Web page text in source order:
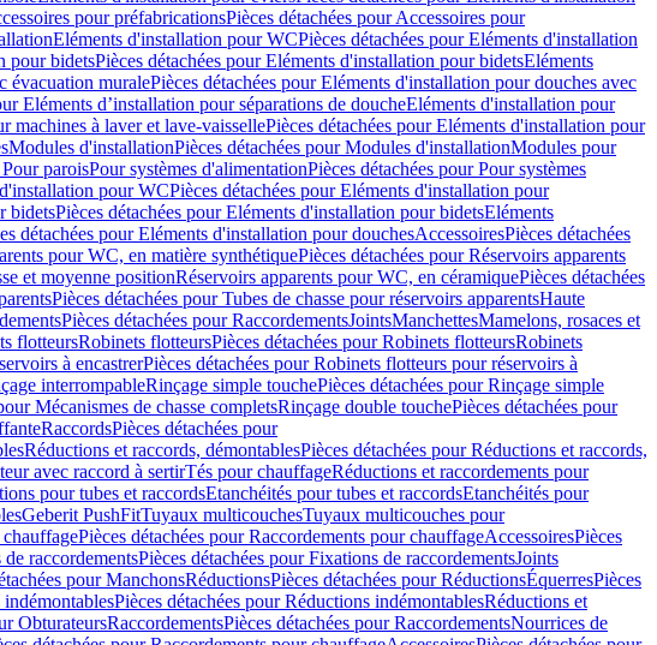
pour préfabricationsPièces détachées pour Accessoires pour
Eléments d'installation pour WCPièces détachées pour Eléments d'installation
pour bidetsPièces détachées pour Eléments d'installation pour bidetsEléments
évacuation muralePièces détachées pour Eléments d'installation pour douches avec
Eléments d’installation pour séparations de doucheEléments d'installation pour
machines à laver et lave-vaissellePièces détachées pour Eléments d'installation pour
Modules d'installationPièces détachées pour Modules d'installationModules pour
paroisPour systèmes d'alimentationPièces détachées pour Pour systèmes
pour WCPièces détachées pour Eléments d'installation pour
bidetsPièces détachées pour Eléments d'installation pour bidetsEléments
détachées pour Eléments d'installation pour douchesAccessoiresPièces détachées
pour WC, en matière synthétiquePièces détachées pour Réservoirs apparents
et moyenne positionRéservoirs apparents pour WC, en céramiquePièces détachées
Pièces détachées pour Tubes de chasse pour réservoirs apparentsHaute
Pièces détachées pour RaccordementsJointsManchettesMamelons, rosaces et
flotteursRobinets flotteursPièces détachées pour Robinets flotteursRobinets
à encastrerPièces détachées pour Robinets flotteurs pour réservoirs à
interrompableRinçage simple touchePièces détachées pour Rinçage simple
Mécanismes de chasse completsRinçage double touchePièces détachées pour
RaccordsPièces détachées pour
Réductions et raccords, démontablesPièces détachées pour Réductions et raccords,
avec raccord à sertirTés pour chauffageRéductions et raccordements pour
pour tubes et raccordsEtanchéités pour tubes et raccordsEtanchéités pour
Geberit PushFitTuyaux multicouchesTuyaux multicouches pour
Pièces détachées pour Raccordements pour chauffageAccessoiresPièces
raccordementsPièces détachées pour Fixations de raccordementsJoints
pour ManchonsRéductionsPièces détachées pour RéductionsÉquerresPièces
Pièces détachées pour Réductions indémontablesRéductions et
ObturateursRaccordementsPièces détachées pour RaccordementsNourrices de